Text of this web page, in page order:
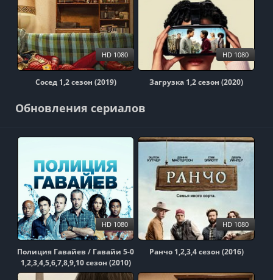
Сосед 1,2 сезон (2019)
HD 1080
Загрузка 1,2 сезон (2020)
HD 1080
Обновления сериалов
Полиция Гавайев / Гавайи 5-0
1,2,3,4,5,6,7,8,9,10 сезон (2010)
HD 1080
Ранчо 1,2,3,4 сезон (2016)
HD 1080